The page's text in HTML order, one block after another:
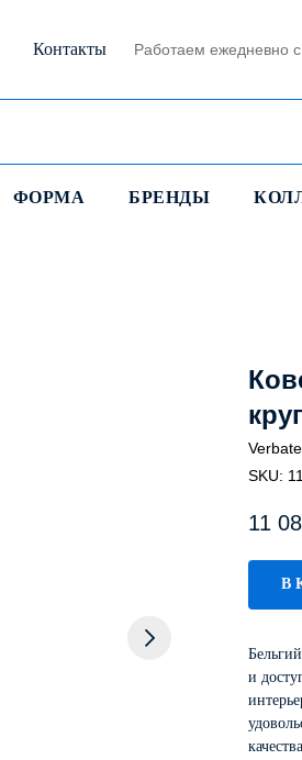
Контакты Работаем ежедневно
ФОРМА БРЕНДЫ
круг
SKU:
11
В
и